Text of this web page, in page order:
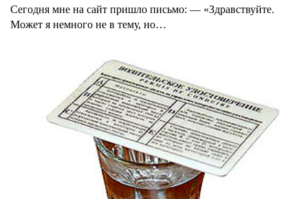
Сегодня мне на сайт пришло письмо: — «Здравствуйте.
Может я немного не в тему, но…